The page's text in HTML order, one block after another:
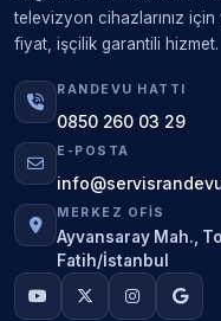
televizyon cihazlarınız
fiyat, işçilik garantili hizmet.
RANDEVU HATTI
0850 260 03 29
E-POSTA
MERKEZ OFIS
Ayvansaray Mah.,
Fatih/İstanbul